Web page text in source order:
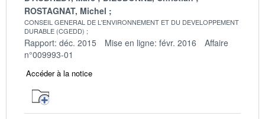
ROSTAGNAT, Michel
CONSEIL GENERAL DE L'ENVIRONNEMENT ET DU DEVELOPPEMENT
DURABLE (CGEDD)
Rapport: déc. 2015 Mise en ligne: févr. 2016
Affaire
n°009993-01
Accéder à la notice